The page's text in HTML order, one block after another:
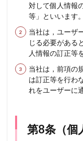
対して個人情報
等」といいます
当社は，ユーザ
じる必要がある
人情報の訂正等
当社は，前項の
は訂正等を行わ
れをユーザーに
第8条（個